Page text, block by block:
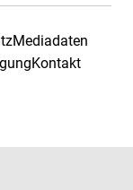
Mediadaten
Kontakt